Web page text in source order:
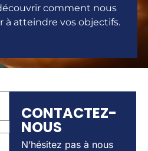
comment nous
à atteindre vos objectifs.
CONTACTEZ-
NOUS
N’hésitez pas à nous